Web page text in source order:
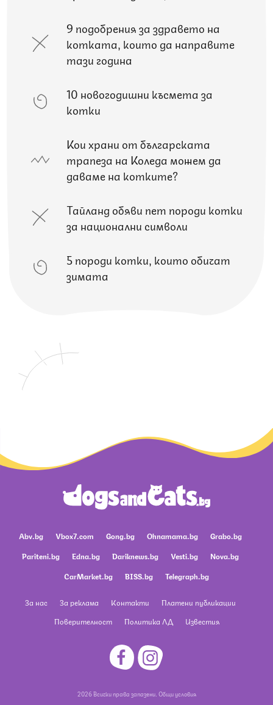
9 подобрения за здравето на
котката, които да направите
тази година
10 новогодишни късмета за
котки
Кои храни от българската
трапеза на Коледа можем да
даваме на котките?
Тайланд обяви пет породи котки
за национални символи
5 породи котки, които обичат
зимата
Abv.bg Vbox7.com Gong.bg Ohnamama.bg
Grabo.bg
Pariteni.bg
Edna.bg Dariknews.bg Vesti.bg
Nova.bg
CarMarket.bg
BISS.bg Telegraph.bg
За нас За реклама Контакти
Платени публикации
Поверителност
Политика ЛД Известия
2026 Всички права запазени. Общи условия